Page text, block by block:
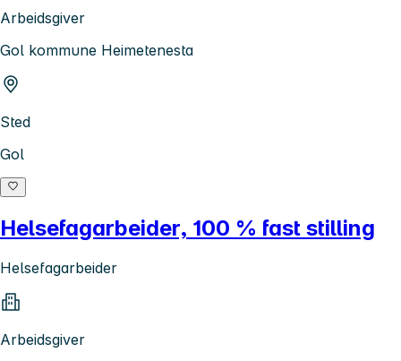
Arbeidsgiver
Gol kommune Heimetenesta
Sted
Gol
Helsefagarbeider, 100 % fast stilling
Helsefagarbeider
Arbeidsgiver